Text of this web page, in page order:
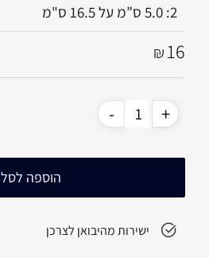
2: 5.0 ס”מ על 16.5 ס"מ
₪16
הוספה לסל
ישירות מהיבואן לצרכן